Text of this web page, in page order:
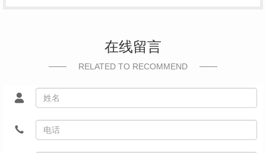
在线留言
RELATED TO RECOMMEND